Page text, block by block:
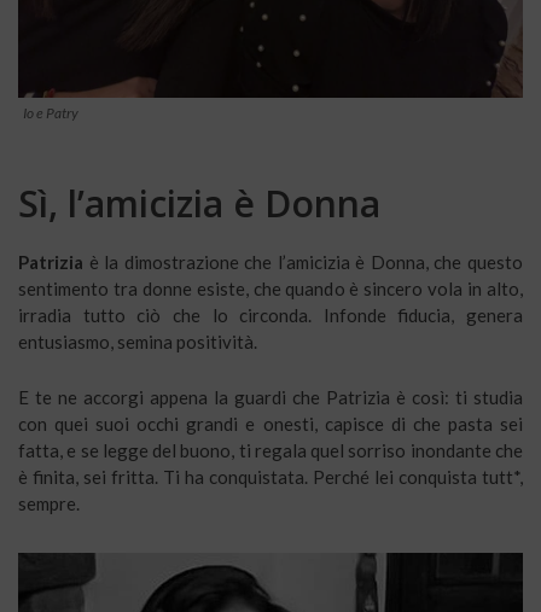
Io e Patry
Sì, l’amicizia è Donna
Patrizia è la dimostrazione che l’amicizia è Donna, che questo
sentimento tra donne esiste, che quando è sincero vola in alto,
irradia tutto ciò che lo circonda. Infonde fiducia, genera
entusiasmo, semina positività.
E te ne accorgi appena la guardi che Patrizia è così: ti studia
con quei suoi occhi grandi e onesti, capisce di che pasta sei
fatta, e se legge del buono, ti regala quel sorriso inondante che
è finita, sei fritta. Ti ha conquistata. Perché lei conquista tutt*,
sempre.